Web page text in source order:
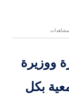
ووزيرة
بكل